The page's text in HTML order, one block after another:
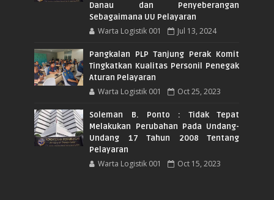
Danau dan Penyeberangan
Sebagaimana UU Pelayaran
Warta Logistik 001 Jul 13, 2024
Pangkalan PLP Tanjung Perak Komit
Tingkatkan Kualitas Personil Penegak
Aturan Pelayaran
Warta Logistik 001 Oct 25, 2023
Soleman B. Ponto : Tidak Tepat
Melakukan Perubahan Pada Undang-
Undang 17 Tahun 2008 Tentang
Pelayaran
Warta Logistik 001 Oct 15, 2023